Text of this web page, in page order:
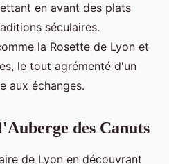
en avant des plats
séculaires.
la Rosette de Lyon et
le tout agrémenté d'un
aux échanges.
des Canuts
de Lyon en découvrant